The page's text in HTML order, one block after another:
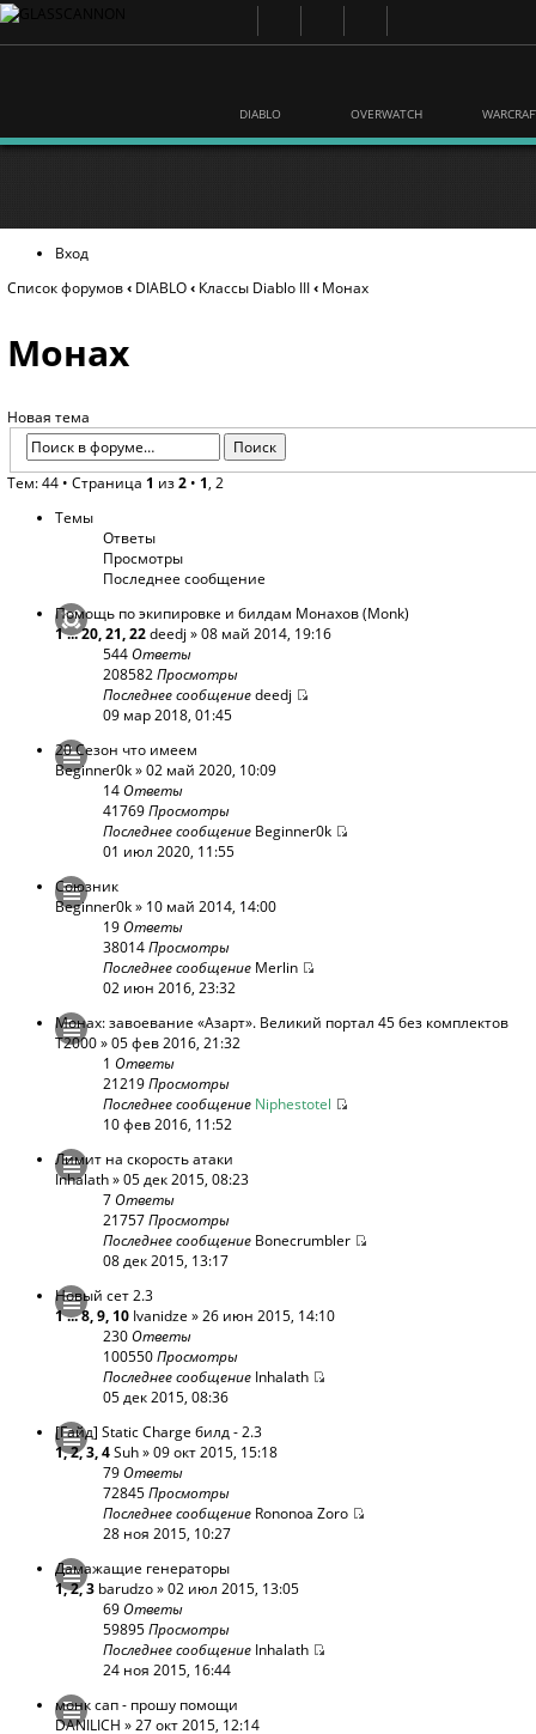
DIABLO OVERWATCH
Вход
Список форумов‹ DIABLO‹ Классы Diablo III‹ Монах
Монах
Новая тема
Тем: 44 • Страница 1 из2 • 1, 2
Темы
Ответы
Просмотры
Последнее сообщение
Помощь по экипировке и билдам Монахов (Monk)
1...20,21,22deedj » 08 май 2014, 19:16
544Ответы
208582Просмотры
Последнее сообщениеdeedj
09 мар 2018, 01:45
20 Cезон что имеем
Beginner0k» 02 май 2020, 10:09
14Ответы
41769Просмотры
Последнее сообщение Beginner0k
01 июл 2020, 11:55
Союзник
Beginner0k» 10 май 2014, 14:00
19Ответы
38014Просмотры
Последнее сообщение Merlin
02 июн 2016, 23:32
Монах: завоевание «Азарт». Великий портал 45 без комплектов
T2000» 05 фев 2016, 21:32
1 Ответы
21219Просмотры
Последнее сообщение Niphestotel
10 фев 2016, 11:52
Лимит на скорость атаки
Inhalath» 05 дек 2015, 08:23
7Ответы
21757Просмотры
Последнее сообщение Bonecrumbler
08 дек 2015, 13:17
Новый сет 2.3
1...8,9, 10 Ivanidze » 26 июн 2015, 14:10
230Ответы
100550Просмотры
Последнее сообщение Inhalath
05 дек 2015, 08:36
[Гайд] Static Charge билд - 2.3
1,2,3,4Suh» 09 окт 2015, 15:18
79Ответы
72845Просмотры
Последнее сообщение Rononoa Zoro
28 ноя 2015, 10:27
Дамажащие генераторы
1,2,3 barudzo» 02 июл 2015, 13:05
69Ответы
59895Просмотры
Последнее сообщение Inhalath
24 ноя 2015, 16:44
монк сап - прошу помощи
DANILICH » 27 окт 2015, 12:14